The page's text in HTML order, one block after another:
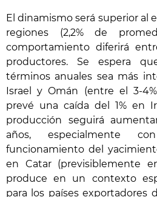
El dinamismo será superior al
regiones (2,2% de
comportamiento diferirá
productores. Se espera
términos anuales sea más
Israel y Omán (entre el 3-
prevé una caída del 1% en
producción seguirá
años, especialmente
funcionamiento del
en Catar (previsiblemente
produce en un contexto
para los países exportadores